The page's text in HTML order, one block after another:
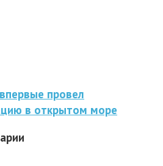
провел
в открытом море